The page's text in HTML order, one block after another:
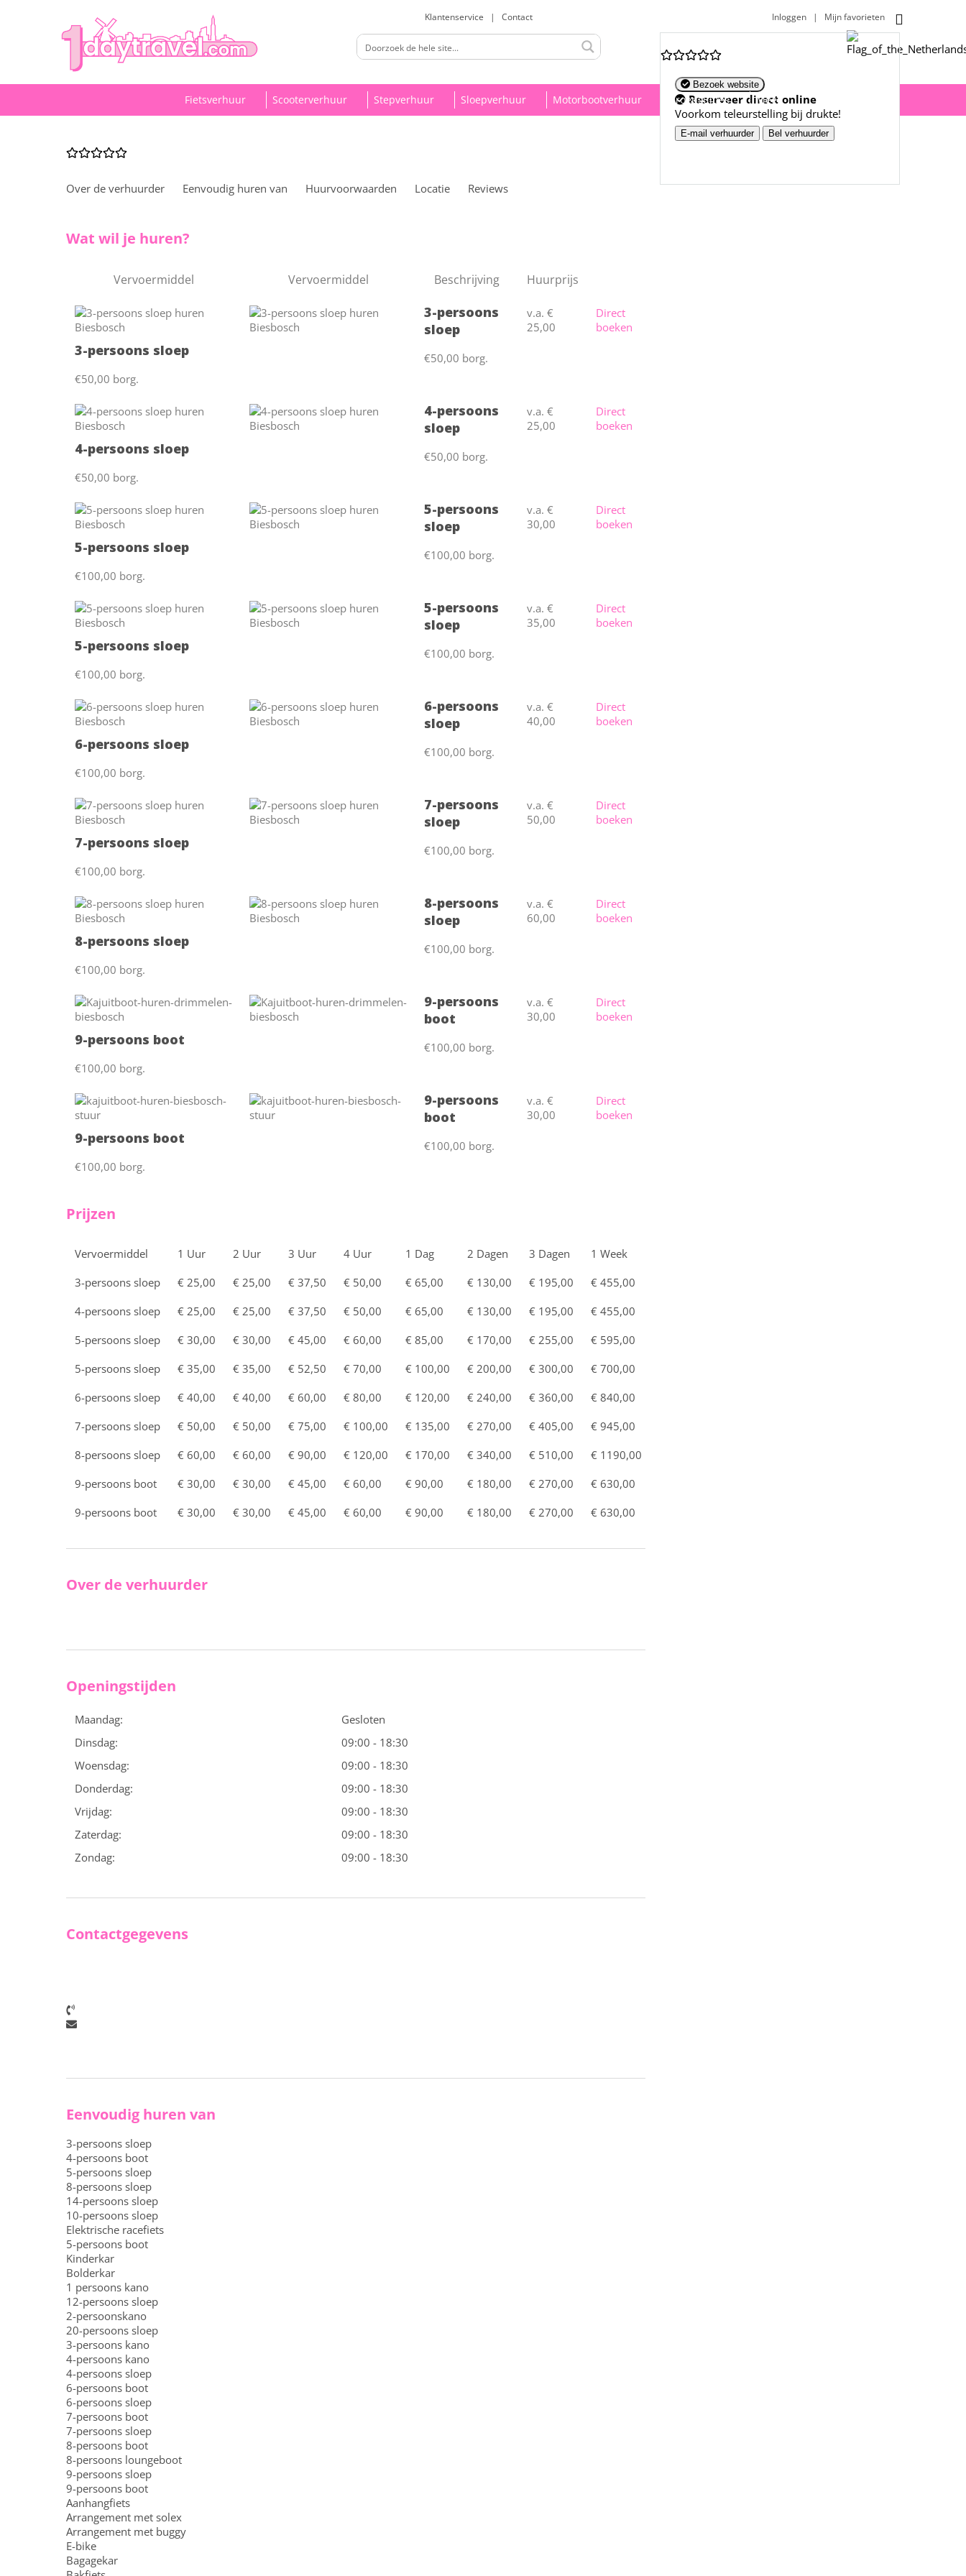
Klantenservice | Contact Inloggen | Mijn favorieten
Fietsverhuur Scooterverhuur Stepverhuur Sloepverhuur Motorbootverhuur Groepsuitjes Meer
Over de verhuurder Eenvoudig huren van Huurvoorwaarden Locatie Reviews
Wat wil je huren?
Vervoermiddel Vervoermiddel Beschrijving Huurprijs
3-persoons sloep
€50,00 borg.
3-persoons
sloep
€50,00 borg.
v.a. €
25,00
Direct
boeken
4-persoons sloep
€50,00 borg.
4-persoons
sloep
€50,00 borg.
v.a. €
25,00
Direct
boeken
5-persoons sloep
€100,00 borg.
5-persoons
sloep
€100,00 borg.
v.a. €
30,00
Direct
boeken
5-persoons sloep
€100,00 borg.
5-persoons
sloep
€100,00 borg.
v.a. €
35,00
Direct
boeken
6-persoons sloep
€100,00 borg.
6-persoons
sloep
€100,00 borg.
v.a. €
40,00
Direct
boeken
7-persoons sloep
€100,00 borg.
7-persoons
sloep
€100,00 borg.
v.a. €
50,00
Direct
boeken
8-persoons sloep
€100,00 borg.
8-persoons
sloep
€100,00 borg.
v.a. €
60,00
Direct
boeken
9-persoons boot
€100,00 borg.
9-persoons
boot
€100,00 borg.
v.a. €
30,00
Direct
boeken
9-persoons boot
€100,00 borg.
9-persoons
boot
€100,00 borg.
v.a. €
30,00
Direct
boeken
Bezoek website
Reserveer direct online
Voorkom teleurstelling bij drukte!
E-mail verhuurder Bel verhuurder
Prijzen
Vervoermiddel 1 Uur 2 Uur 3 Uur 4 Uur 1 Dag 2 Dagen 3 Dagen
1 Week
3-persoons sloep
€ 25,00 € 25,00 € 37,50 € 50,00 € 65,00 € 130,00 € 195,00
€ 455,00
4-persoons sloep
€ 25,00 € 25,00 € 37,50 € 50,00 € 65,00 € 130,00 € 195,00
€ 455,00
5-persoons sloep
€ 30,00 € 30,00 € 45,00 € 60,00 € 85,00 € 170,00 € 255,00
€ 595,00
5-persoons sloep
€ 35,00 € 35,00 € 52,50 € 70,00 € 100,00 € 200,00 € 300,00
€ 700,00
6-persoons sloep
€ 40,00 € 40,00 € 60,00 € 80,00 € 120,00 € 240,00 € 360,00
€ 840,00
7-persoons sloep
€ 50,00 € 50,00 € 75,00 € 100,00 € 135,00 € 270,00 € 405,00
€ 945,00
8-persoons sloep
€ 60,00 € 60,00 € 90,00 € 120,00 € 170,00 € 340,00 € 510,00
€ 1190,00
9-persoons boot
€ 30,00 € 30,00 € 45,00 € 60,00 € 90,00 € 180,00 € 270,00
€ 630,00
9-persoons boot
€ 30,00 € 30,00 € 45,00 € 60,00 € 90,00 € 180,00 € 270,00 € 630,00
Over de verhuurder
Openingstijden
Maandag:
Gesloten
Dinsdag:
09:00 - 18:30
Woensdag:
09:00 - 18:30
Donderdag:
09:00 - 18:30
Vrijdag:
09:00 - 18:30
Zaterdag:
09:00 - 18:30
Zondag:
09:00 - 18:30
Contactgegevens
Eenvoudig huren van
3-persoons sloep
4-persoons boot
5-persoons sloep
8-persoons sloep
14-persoons sloep
10-persoons sloep
Elektrische racefiets
5-persoons boot
Kinderkar
Bolderkar
1 persoons kano
12-persoons sloep
2-persoonskano
20-persoons sloep
3-persoons kano
4-persoons kano
4-persoons sloep
6-persoons boot
6-persoons sloep
7-persoons boot
7-persoons sloep
8-persoons boot
8-persoons loungeboot
9-persoons sloep
9-persoons boot
Aanhangfiets
Arrangement met solex
Arrangement met buggy
E-bike
Bagagekar